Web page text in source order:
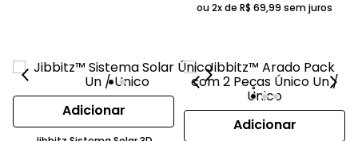
ou 2x de R$ 69,99 sem juros
Adicionar
Adicionar